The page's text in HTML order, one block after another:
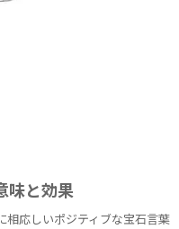
味と効果
相応しいポジティブな宝石言葉